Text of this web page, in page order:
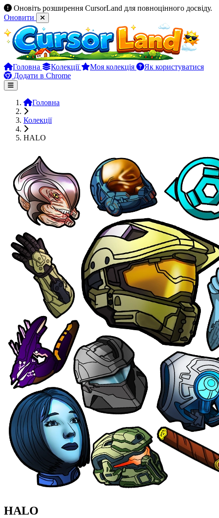
Оновіть розширення CursorLand для повноцінного досвіду.
Оновити
Головна Колекції Моя колекція
Як користуватися
Додати в Chrome
Головна
Колекції
HALO
HALO